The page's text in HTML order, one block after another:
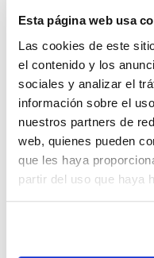
Esta página web usa
Las cookies de este
el contenido y los
sociales y analizar el
información sobre el
nuestros partners de
web, quienes pueden
que les haya
partir del uso que haya
Regístrate para
descargas
SDS/ Hoja de seguridad
Regístrate para
descargas
Los productos
listos para una